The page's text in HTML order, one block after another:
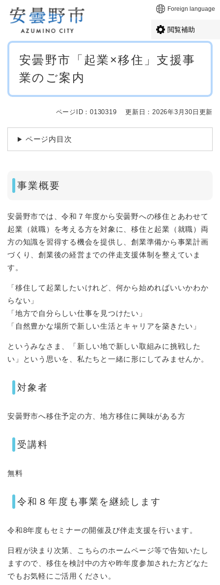
メニューを飛ばして本文へ Foreign language
閲覧補助
本
安曇野市「起業×移住」支援事
業のご案内
ページID：0130319 更新日：2026年3月30日更新
ページ内目次
事業概要
安曇野市では、令和７年度から安曇野への移住とあわせて
起業（就職）を考える方を対象に、移住と起業（就職）両
方の知識を習得する機会を提供し、創業準備から事業計画
づくり、創業後の経営までの伴走支援体制を整えていま
す。
「移住して起業したいけれど、何から始めればいいかわか
らない」
「地方で自分らしい仕事を見つけたい」
「自然豊かな場所で新しい生活とキャリアを築きたい」
というみなさま、「新しい地で新しい取組みに挑戦した
い」という思いを、私たちと一緒に形にしてみませんか。
対象者
安曇野市へ移住予定の方、地方移住に興味がある方
受講料
無料
令和８年度も事業を継続します
令和8年度もセミナーの開催及び伴走支援を行います。
日程が決まり次第、こちらのホームページ等で告知いたし
ますので、移住を検討中の方や昨年度参加された方どなた
でもお気軽にご活用ください。